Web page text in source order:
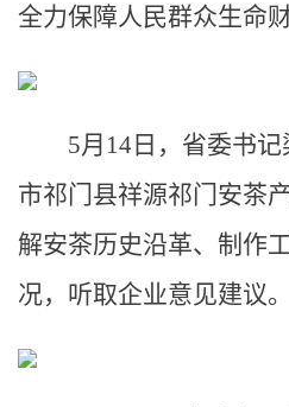
全力保障人民群众生命
5月14日，省委书
市祁门县祥源祁门安茶
解安茶历史沿革、制作
况，听取企业意见建议。